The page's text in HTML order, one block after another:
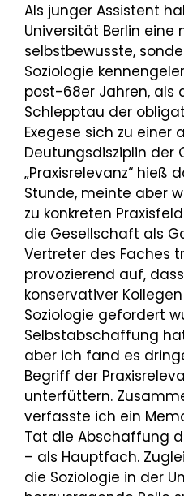
Als junger Assistent
Universität Berlin eine
selbstbewusste,
Soziologie
post-68er Jahren, als
Schlepptau der
Exegese sich zu einer
Deutungsdisziplin der
„Praxisrelevanz“ hieß
Stunde, meinte aber
zu konkreten
die Gesellschaft als
Vertreter des Faches
provozierend auf,
konservativer
Soziologie gefordert
Selbstabschaffung
aber ich fand es
Begriff der
unterfüttern.
verfasste ich ein
Tat die Abschaffung
– als Hauptfach.
die Soziologie in der